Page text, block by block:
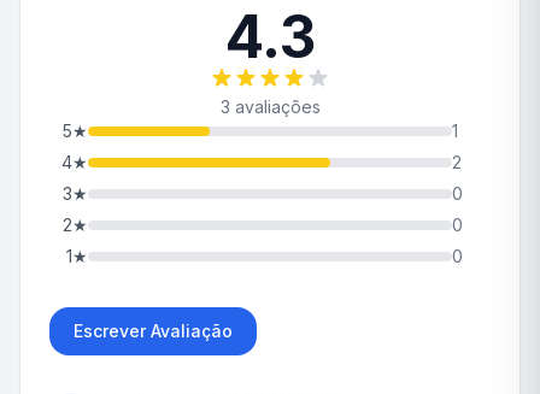
4.3
3 avaliações
5★
1
4★
2
3★
0
2★
0
1★ 0
Escrever Avaliação